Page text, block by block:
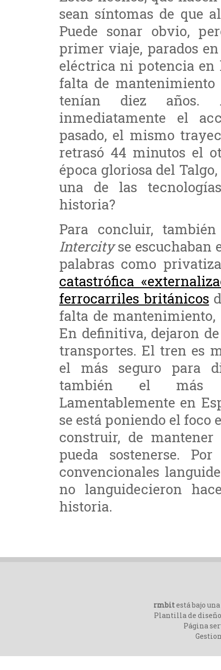
sean síntomas de que
Puede sonar obvio,
primer viaje, parados
eléctrica ni potencia en
falta de mantenimiento
tenían diez años.
inmediatamente el
pasado, el mismo
retrasó 44 minutos el
época gloriosa del
una de las
historia?
Para concluir,
Intercityse escuchaban
palabras como
catastrófica
ferrocarriles británicos
falta de mantenimiento,
En definitiva, dejaron
transportes. El tren es
el más seguro para
también el más
Lamentablemente en
se está poniendo el foco
construir, de
pueda sostenerse.
convencionales
no languidecieron
historia.
rmbitestá bajo una
Plantilla de
Página